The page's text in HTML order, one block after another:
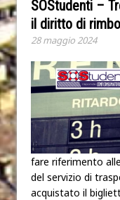
SOStudenti –
il diritto di
28 maggio 2024
fare riferimento
del servizio di
acquistato il